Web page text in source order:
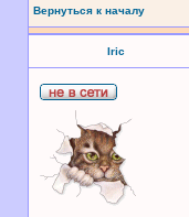
Вернуться к началу
Iric